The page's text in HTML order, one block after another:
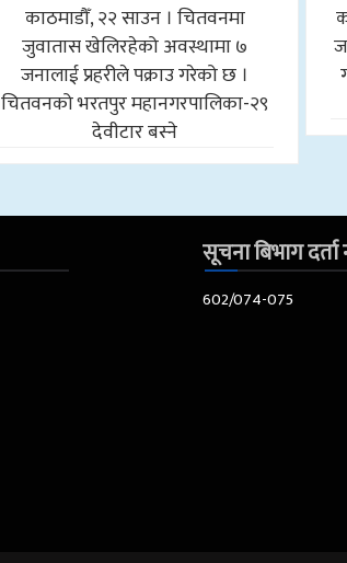
काठमाडौँ, २२ साउन । चितवनमा
जुवातास खेलिरहेको अवस्थामा ७
जनालाई प्रहरीले पक्राउ गरेको छ ।
चितवनको भरतपुर महानगरपालिका-२९
देवीटार बस्ने
सूचना बिभाग दर्ता
602/074-075